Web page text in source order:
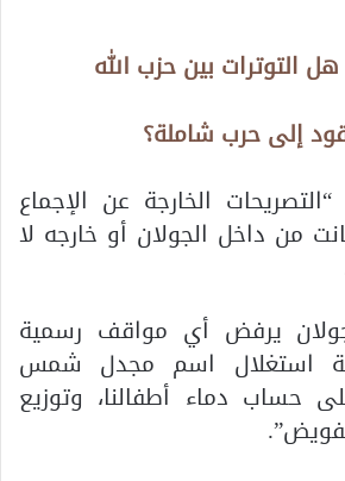
التوترات بين حزب الله
إلى حرب شاملة؟
الخارجة عن الإجماع
من داخل الجولان أو خارجه لا
يرفض أي مواقف رسمية
استغلال اسم مجدل شمس
حساب دماء أطفالنا، وتوزيع